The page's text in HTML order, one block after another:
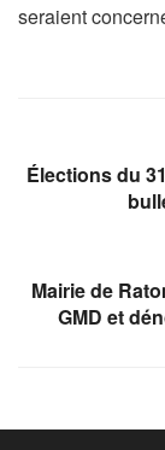
seraient
Élections du
Mairie de
GMD et